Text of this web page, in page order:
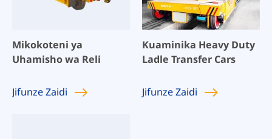
Mikokoteni ya
Uhamisho wa Reli
JifunzeZaidi
Kuaminika Heavy Duty
Ladle Transfer Cars
JifunzeZaidi